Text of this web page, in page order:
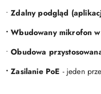
•Zdalny podgląd
• Wbudowany mikrofon
•Obudowa
• Zasilanie PoE - jeden